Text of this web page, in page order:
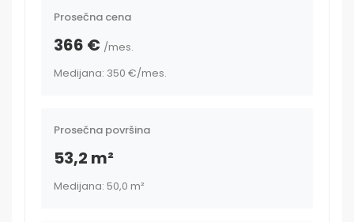
Prosečna cena
366 € /mes.
Medijana: 350 €/mes.
Prosečna površina
53,2 m²
Medijana: 50,0 m²